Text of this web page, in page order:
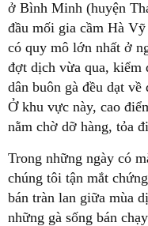
ở Bình Minh (huyện
đầu mối gia cầm Hà
có quy mô lớn nhất ở
đợt dịch vừa qua, kiểm
dân buôn gà đều dạt
Ở khu vực này, cao
nằm chờ dỡ hàng, tỏa
Trong những ngày có
chúng tôi tận mắt
bán tràn lan giữa mùa
những gà sống bán